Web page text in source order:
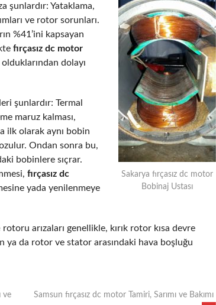
Sakarya fırçasız dc motor
Bobinaj Ustası
şunlardır: Yataklama,
ve rotor sorunları.
%41’ini kapsayan
fırçasız dc motor
dolayı
şunlardır: Termal
maruz kalması,
ilk olarak aynı bobin
Ondan sonra bu,
bobinlere sıçrar.
fırçasız dc
yada yenilenmeye
rotoru arızaları genellikle, kırık rotor kısa devre
ya da rotor ve stator arasındaki hava boşluğu
ve
Samsun fırçasız dc motor Tamiri, Sarımı ve Bakımı